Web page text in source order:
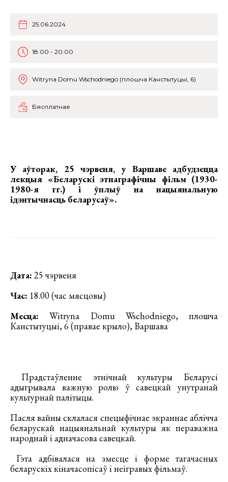
25.06.2024
18:00 - 20:00
Witryna Domu Wschodniego (плошча Канстытуцыі, 6)
Бясплатнае
У аўторак, 25 чэрвеня, у Варшаве адбудзецца
лекцыя «Беларускі этнаграфічны фільм (1930-
1980-я гг.) і ўплыў на нацыянальную
ідэнтычнасць беларусаў».
Дата: 25 чэрвеня
Час: 18.00 (час мясцовы)
Месца: Witryna Domu Wschodniego, плошча
Канстытуцыі, 6 (правае крыло), Варшава
Прадстаўленне этнічнай культуры Беларусі
адыгрывала важную ролю ў савецкай унутранай
культурнай палітыцы.
Пасля вайны склалася спецыфічнае экраннае аблічча
беларускай нацыянальнай культуры як пераважна
народнай і адначасова савецкай.
Гэта адбівалася на змесце і форме тагачасных
беларускіх кіначасопісаў і неігравых фільмаў.